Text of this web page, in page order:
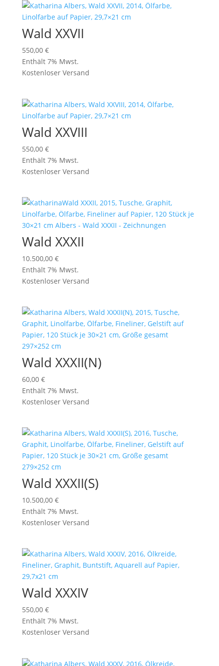
Wald XXVII
550,00 €
Enthält 7% Mwst.
Kostenloser Versand
Wald XXVIII
550,00 €
Enthält 7% Mwst.
Kostenloser Versand
Wald XXXII
10.500,00 €
Enthält 7% Mwst.
Kostenloser Versand
Wald XXXII(N)
60,00 €
Enthält 7% Mwst.
Kostenloser Versand
Wald XXXII(S)
10.500,00 €
Enthält 7% Mwst.
Kostenloser Versand
Wald XXXIV
550,00 €
Enthält 7% Mwst.
Kostenloser Versand